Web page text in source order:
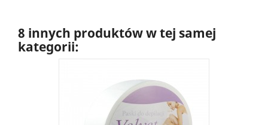
8 innych produktów w tej samej
kategorii: